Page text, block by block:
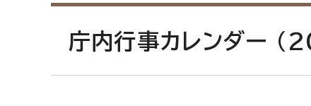
庁内行事カレンダー